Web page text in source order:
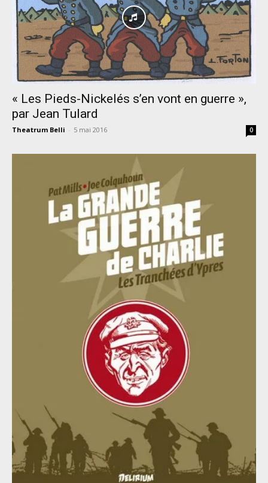
« Les Pieds-Nickelés s’en vont en guerre »,
par Jean Tulard
Theatrum Belli - 5 mai 2016 0